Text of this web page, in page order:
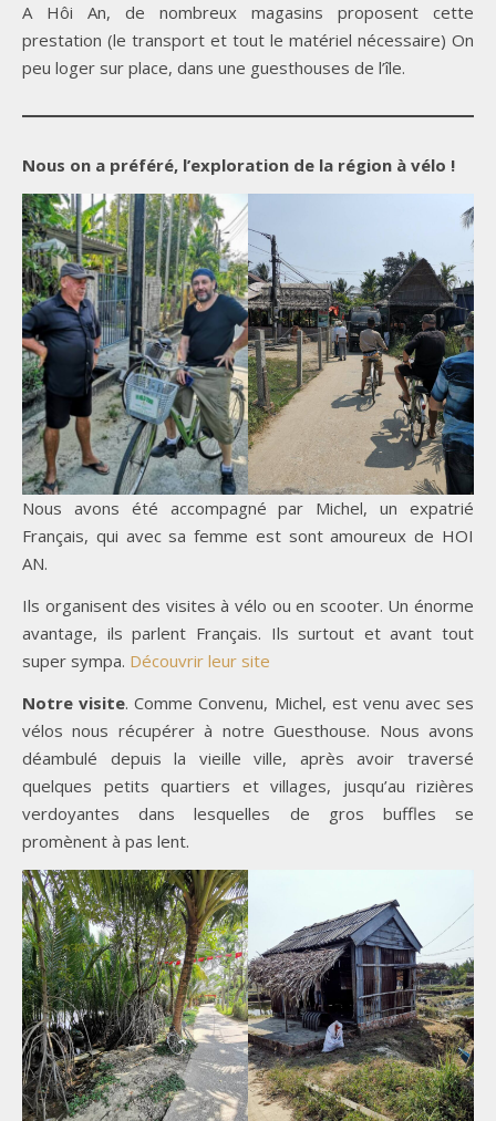
A Hôi An, de nombreux magasins proposent cette
prestation (le transport et tout le matériel nécessaire) On
peu loger sur place, dans une guesthouses de l’île.
Nous on a préféré, l’exploration de la région à vélo !
Nous avons été accompagné par Michel, un expatrié
Français, qui avec sa femme est sont amoureux de HOI
AN.
Ils organisent des visites à vélo ou en scooter. Un énorme
avantage, ils parlent Français. Ils surtout et avant tout
super sympa. Découvrir leur site
Notre visite. Comme Convenu, Michel, est venu avec ses
vélos nous récupérer à notre Guesthouse. Nous avons
déambulé depuis la vieille ville, après avoir traversé
quelques petits quartiers et villages, jusqu’au rizières
verdoyantes dans lesquelles de gros buffles se
promènent à pas lent.